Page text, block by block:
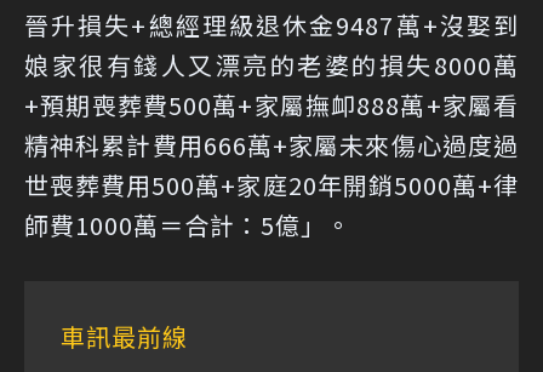
晉升損失+總經理級退休金9487萬+沒娶到
娘家很有錢人又漂亮的老婆的損失8000萬
+預期喪葬費500萬+家屬撫卹888萬+家屬看
精神科累計費用666萬+家屬未來傷心過度過
世喪葬費用500萬+家庭20年開銷5000萬+律
師費1000萬＝合計：5億」。
車訊最前線